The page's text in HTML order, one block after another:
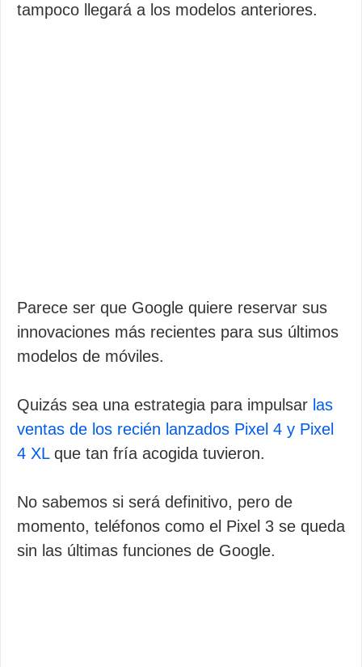
tampoco llegará a los modelos anteriores.
Parece ser que Google quiere reservar sus
innovaciones más recientes para sus últimos
modelos de móviles.
Quizás sea una estrategia para impulsar las
ventas de los recién lanzados Pixel 4 y Pixel
4 XLque tan fría acogida tuvieron.
No sabemos si será definitivo, pero de
momento, teléfonos como el Pixel 3 se queda
sin las últimas funciones de Google.